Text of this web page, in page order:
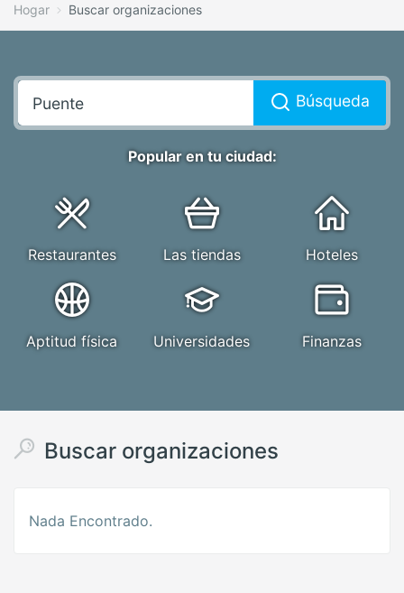
Hogar Buscar organizaciones
Búsqueda
Popular en tu ciudad:
Restaurantes Las tiendas Hoteles
Aptitud física Universidades Finanzas
Buscar organizaciones
Nada Encontrado.